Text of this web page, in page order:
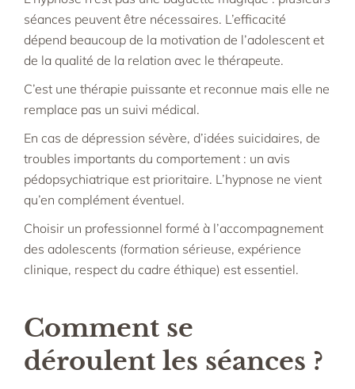
séances peuvent être nécessaires. L’efficacité
dépend beaucoup de la motivation de l’adolescent et
de la qualité de la relation avec le thérapeute.​
C’est une thérapie puissante et reconnue mais elle ne
remplace pas un suivi médical.
En cas de dépression sévère, d’idées suicidaires, de
troubles importants du comportement : un avis
pédopsychiatrique est prioritaire. L’hypnose ne vient
qu’en complément éventuel.​
Choisir un professionnel formé à l’accompagnement
des adolescents (formation sérieuse, expérience
clinique, respect du cadre éthique) est essentiel.​
Comment se
déroulent les séances ?